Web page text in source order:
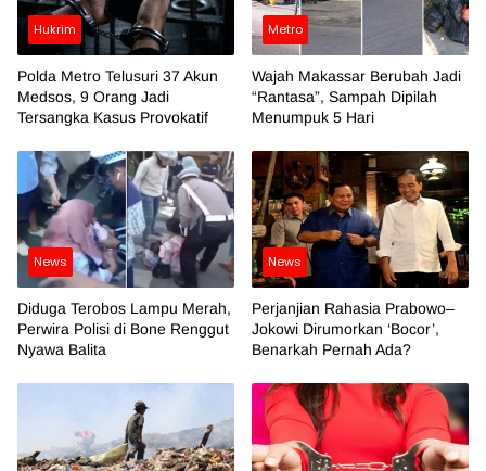
Hukrim
Polda Metro Telusuri 37 Akun
Medsos, 9 Orang Jadi
Tersangka Kasus Provokatif
Metro
Wajah Makassar Berubah Jadi
“Rantasa”, Sampah Dipilah
Menumpuk 5 Hari
News
Diduga Terobos Lampu Merah,
Perwira Polisi di Bone Renggut
Nyawa Balita
News
Perjanjian Rahasia Prabowo–
Jokowi Dirumorkan ‘Bocor’,
Benarkah Pernah Ada?